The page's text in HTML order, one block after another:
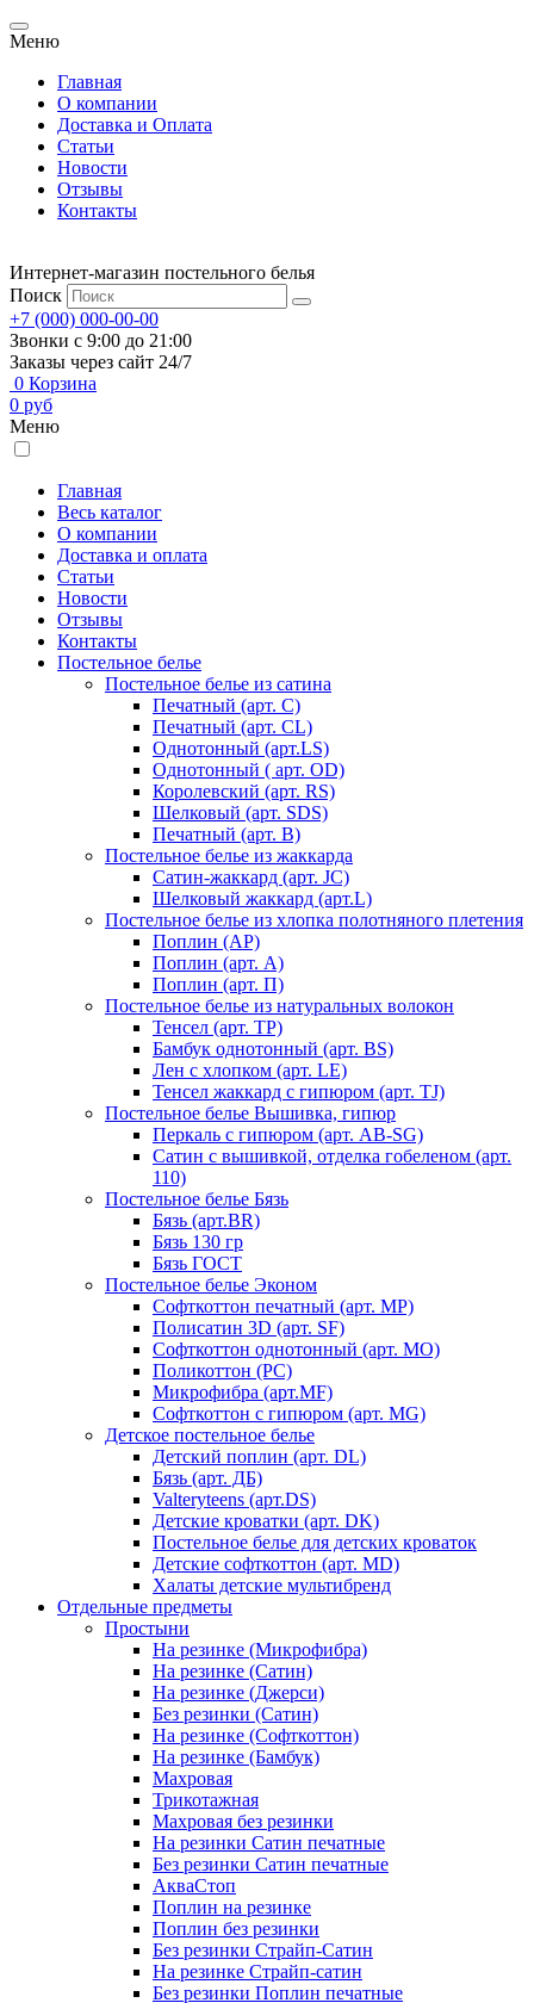
Меню
Главная
О компании
Доставка и Оплата
Статьи
Новости
Отзывы
Контакты
Интернет-магазин постельного белья
Поиск
+7 (000) 000-00-00
Звонки с 9:00 до 21:00
Заказы через сайт 24/7
0 Корзина
0 руб
Меню
Главная
Весь каталог
О компании
Доставка и оплата
Статьи
Новости
Отзывы
Контакты
Постельное белье
Постельное белье из сатина
Печатный (арт. С)
Печатный (арт. СL)
Однотонный (арт.LS)
Однотонный ( арт. OD)
Королевский (арт. RS)
Шелковый (арт. SDS)
Печатный (арт. В)
Постельное белье из жаккарда
Сатин-жаккард (арт. JC)
Шелковый жаккард (арт.L)
Постельное белье из хлопка полотняного плетения
Поплин (AP)
Поплин (арт. А)
Поплин (арт. П)
Постельное белье из натуральных волокон
Тенсел (арт. ТР)
Бамбук однотонный (арт. BS)
Лен с хлопком (арт. LE)
Тенсел жаккард с гипюром (арт. TJ)
Постельное белье Вышивка, гипюр
Перкаль с гипюром (арт. AB-SG)
Сатин с вышивкой, отделка гобеленом (арт.
110)
Постельное белье Бязь
Бязь (арт.BR)
Бязь 130 гр
Бязь ГОСТ
Постельное белье Эконом
Софткоттон печатный (арт. MР)
Полисатин 3D (арт. SF)
Софткоттон однотонный (арт. MO)
Поликоттон (PC)
Микрофибра (арт.MF)
Софткоттон с гипюром (арт. MG)
Детское постельное белье
Детский поплин (арт. DL)
Бязь (арт. ДБ)
Valteryteens (арт.DS)
Детские кроватки (арт. DK)
Постельное белье для детских кроваток
Детские софткоттон (арт. MD)
Халаты детские мультибренд
Отдельные предметы
Простыни
На резинке (Микрофибра)
На резинке (Сатин)
На резинке (Джерси)
Без резинки (Сатин)
На резинке (Софткоттон)
На резинке (Бамбук)
Махровая
Трикотажная
Махровая без резинки
На резинки Сатин печатные
Без резинки Сатин печатные
АкваСтоп
Поплин на резинке
Поплин без резинки
Без резинки Страйп-Сатин
На резинке Страйп-сатин
Без резинки Поплин печатные